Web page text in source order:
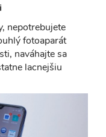
nepotrebujete
fotoaparát
naváhajte sa
lacnejšiu